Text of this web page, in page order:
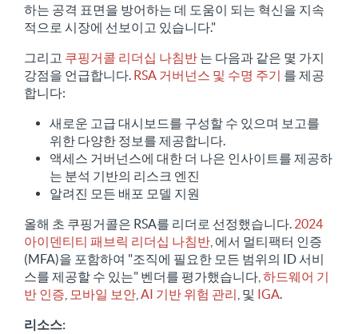
하는 공격 표면을 방어하는 데 도움이 되는 혁신을 지속
적으로 시장에 선보이고 있습니다."
그리고 쿠핑거콜 리더십 나침반 는 다음과 같은 몇 가지
강점을 언급합니다. RSA 거버넌스 및 수명 주기 를 제공
합니다:
새로운 고급 대시보드를 구성할 수 있으며 보고를
위한 다양한 정보를 제공합니다.
액세스 거버넌스에 대한 더 나은 인사이트를 제공하
는 분석 기반의 리스크 엔진
알려진 모든 배포 모델 지원
올해 초 쿠핑거콜은 RSA를 리더로 선정했습니다. 2024
아이덴티티 패브릭 리더십 나침반 , 에서 멀티팩터 인증
(MFA)을 포함하여 "조직에 필요한 모든 범위의 ID 서비
스를 제공할 수 있는" 벤더를 평가했습니다, 하드웨어 기
반 인증 모바일 보안 AI 기반 위험 관리 , 및 IGA.
리소스: